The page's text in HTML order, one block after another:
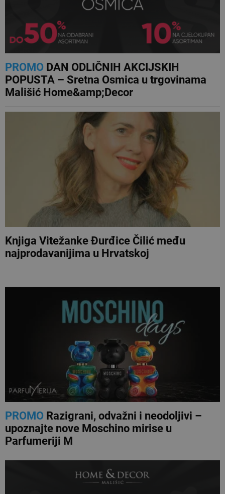
PROMODAN ODLIČNIH AKCIJSKIH
POPUSTA – Sretna Osmica u trgovinama
Mališić Home&amp;Decor
Knjiga Vitežanke Đurđice Čilić među
najprodavanijima u Hrvatskoj
PROMORazigrani, odvažni i neodoljivi –
upoznajte nove Moschino mirise u
Parfumeriji M